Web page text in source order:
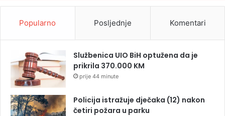
Popularno Posljednje Komentari
Službenica UIO BiH optužena da je
prikrila 370.000 KM
prije 44 minute
Policija istražuje dječaka (12) nakon
četiri požara u parku